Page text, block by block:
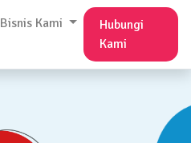
Bisnis Kami
Hubungi
Kami